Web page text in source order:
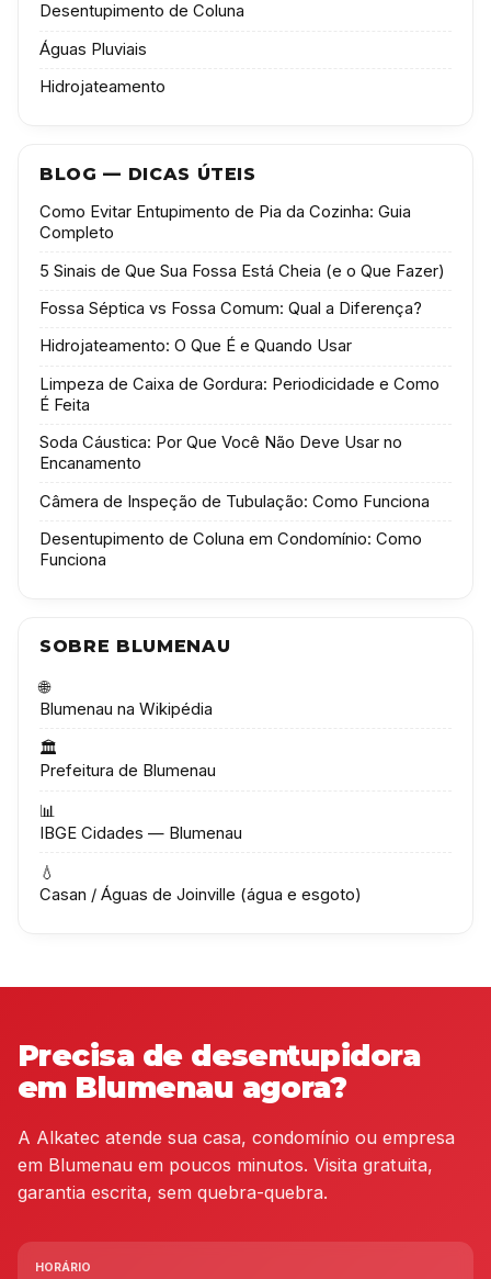
Desentupimento de Coluna
Águas Pluviais
Hidrojateamento
BLOG — DICAS ÚTEIS
Como Evitar Entupimento de Pia da Cozinha: Guia
Completo
5 Sinais de Que Sua Fossa Está Cheia (e o Que Fazer)
Fossa Séptica vs Fossa Comum: Qual a Diferença?
Hidrojateamento: O Que É e Quando Usar
Limpeza de Caixa de Gordura: Periodicidade e Como
É Feita
Soda Cáustica: Por Que Você Não Deve Usar no
Encanamento
Câmera de Inspeção de Tubulação: Como Funciona
Desentupimento de Coluna em Condomínio: Como
Funciona
SOBRE BLUMENAU
🌐
Blumenau na Wikipédia
🏛️
Prefeitura de Blumenau
📊
IBGE Cidades — Blumenau
💧
Casan / Águas de Joinville (água e esgoto)
Precisa de desentupidora
em Blumenau agora?
A Alkatec atende sua casa, condomínio ou empresa
em Blumenau em poucos minutos. Visita gratuita,
garantia escrita, sem quebra-quebra.
HORÁRIO